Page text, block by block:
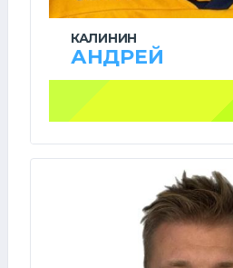
КАЛИНИН
АНДРЕЙ